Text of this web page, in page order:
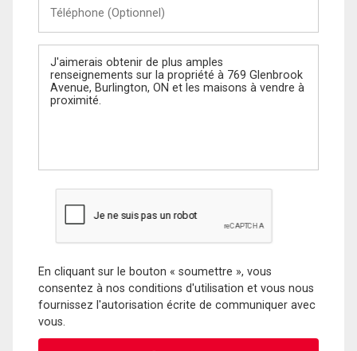
(Optionnel)
Message
En cliquant sur le bouton « soumettre », vous
consentez à nos conditions d'utilisation et vous nous
fournissez l'autorisation écrite de communiquer avec
vous.